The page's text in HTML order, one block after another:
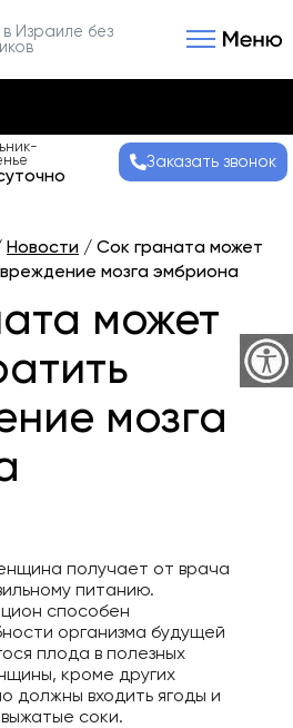
Израиле без
Заказать звонок
Новости / Сок граната может
мозга эмбриона
может
мозга
получает от врача
питанию.
способен
организма будущей
плода в полезных
кроме других
должны входить ягоды и
соки.